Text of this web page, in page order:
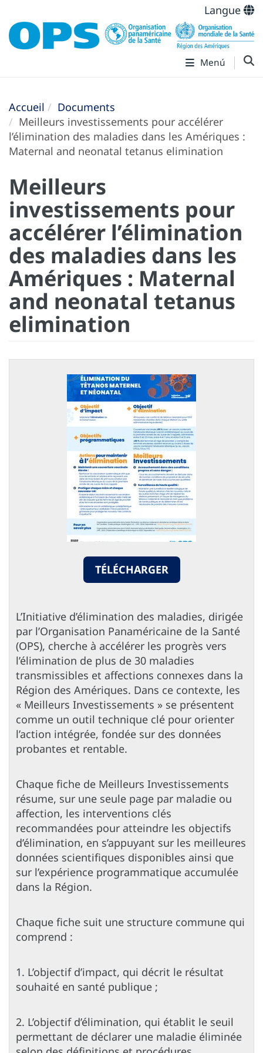
Langue
Menú
Accueil
Documents
Meilleurs investissements pour accélérer
l’élimination des maladies dans les Amériques :
Maternal and neonatal tetanus elimination
Meilleurs
investissements pour
accélérer l’élimination
des maladies dans les
Amériques : Maternal
and neonatal tetanus
elimination
TÉLÉCHARGER
L’Initiative d’élimination des maladies, dirigée
par l’Organisation Panaméricaine de la Santé
(OPS), cherche à accélérer les progrès vers
l’élimination de plus de 30 maladies
transmissibles et affections connexes dans la
Région des Amériques. Dans ce contexte, les
« Meilleurs Investissements » se présentent
comme un outil technique clé pour orienter
l’action intégrée, fondée sur des données
probantes et rentable.
Chaque fiche de Meilleurs Investissements
résume, sur une seule page par maladie ou
affection, les interventions clés
recommandées pour atteindre les objectifs
d’élimination, en s’appuyant sur les meilleures
données scientifiques disponibles ainsi que
sur l’expérience programmatique accumulée
dans la Région.
Chaque fiche suit une structure commune qui
comprend :
1. L’objectif d’impact, qui décrit le résultat
souhaité en santé publique ;
2. L’objectif d’élimination, qui établit le seuil
permettant de déclarer une maladie éliminée